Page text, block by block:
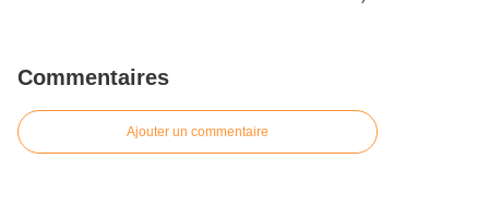
Commentaires
Ajouter un commentaire